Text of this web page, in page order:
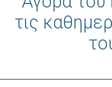
τις